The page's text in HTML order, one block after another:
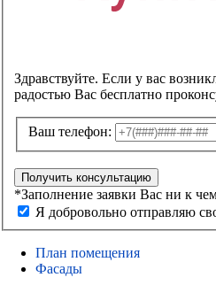
Здравствуйте. Если у вас
радостью Вас бесплатно
Ваш телефон:
Получить консультацию
*Заполнение заявки Вас ни к
Я добровольно отправляю
План помещения
Фасады